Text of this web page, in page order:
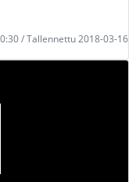
/ Tallennettu 2018-03-16